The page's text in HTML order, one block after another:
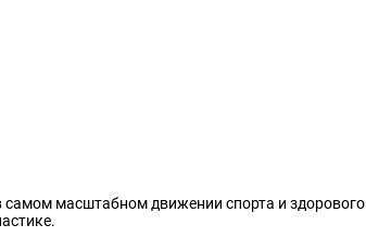
масштабном движении спорта и здорового